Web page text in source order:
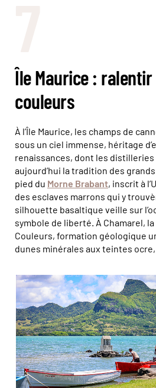
Île Maurice :
couleurs
À l’Île Maurice, les champs de
sous un ciel immense, héritage
renaissances, dont les
aujourd’hui la tradition des
pied du Morne Brabant, inscrit à
des esclaves marrons qui y
silhouette basaltique veille sur
symbole de liberté. À Chamarel,
Couleurs, formation géologique
dunes minérales aux teintes